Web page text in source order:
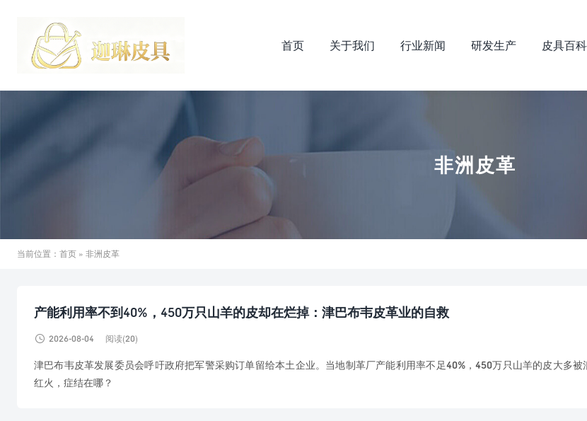
首页 关于我们 行业新闻 研发生产 皮具百科
非洲皮革
当前位置： 首页 » 非洲皮革
产能利用率不到40%，450万只山羊的皮却在烂掉：津巴布韦皮革业的自救
 2026-08-04 阅读(20)
津巴布韦皮革发展委员会呼吁政府把军警采购订单留给本土企业。当地制革厂产能利用率不足40%，450万只山羊的皮大多被
红火，症结在哪？